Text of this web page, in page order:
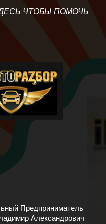
ЧТОБЫ ПОМОЧЬ
Предприниматель
Александрович